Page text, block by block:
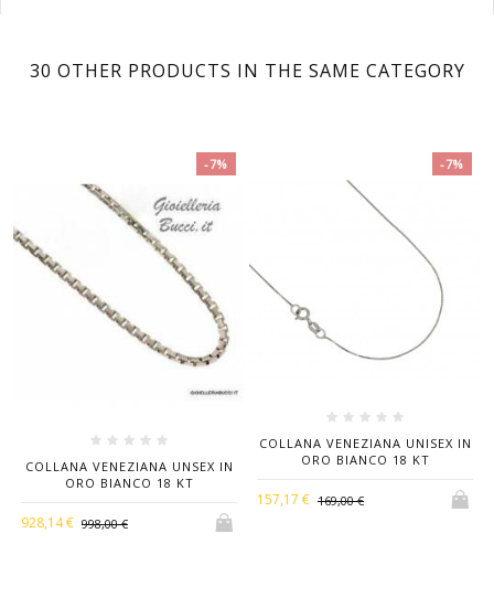
Thickness
Zirconi
With
Scontrino Fiscale, Astuccio Regalo E Bollo Di
Originalità Oro 18 Kt
30 OTHER PRODUCTS IN THE SAME CATEGORY
-7%
COLLANA VENEZIANA UNSEX IN
ORO BIANCO 18 KT
928,14 € 998,00 €
-7%
COLLANA VENEZIANA UNISEX IN
ORO BIANCO 18 KT
157,17 € 169,00 €